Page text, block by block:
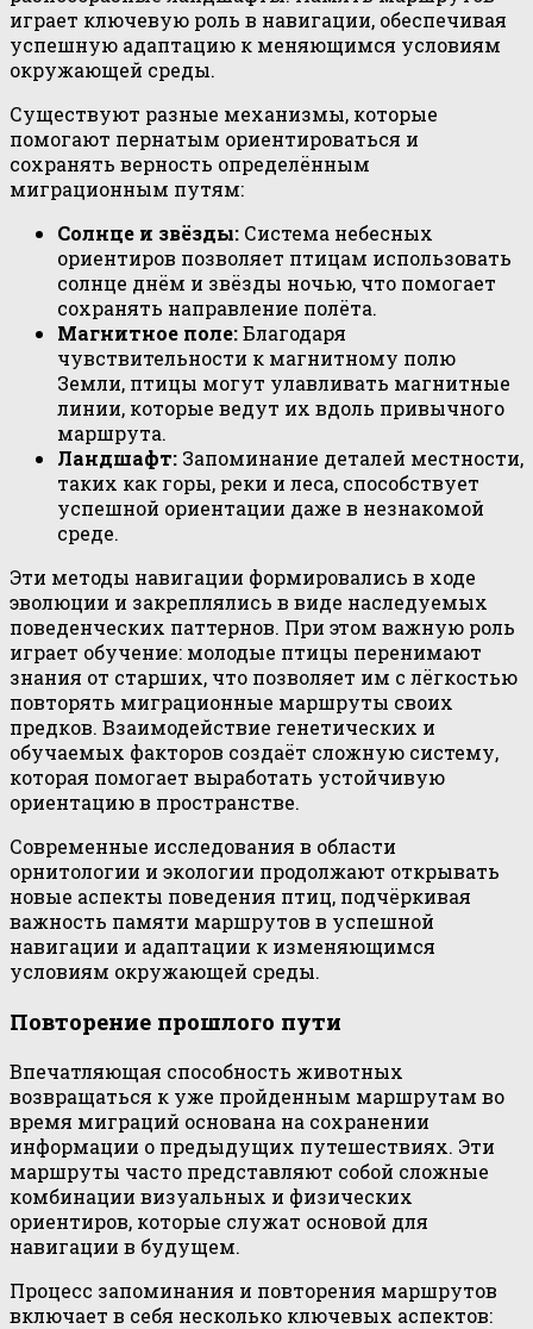
играет ключевую роль в навигации, обеспечивая
успешную адаптацию к меняющимся условиям
окружающей среды.
Существуют разные механизмы, которые
помогают пернатым ориентироваться и
сохранять верность определённым
миграционным путям:
Солнце и звёзды: Система небесных
ориентиров позволяет птицам использовать
солнце днём и звёзды ночью, что помогает
сохранять направление полёта.
Магнитное поле:Благодаря
чувствительности к магнитному полю
Земли, птицы могут улавливать магнитные
линии, которые ведут их вдоль привычного
маршрута.
Ландшафт: Запоминание деталей местности,
таких как горы, реки и леса, способствует
успешной ориентации даже в незнакомой
среде.
Эти методы навигации формировались в ходе
эволюции и закреплялись в виде наследуемых
поведенческих паттернов. При этом важную роль
играет обучение: молодые птицы перенимают
знания от старших, что позволяет им с лёгкостью
повторять миграционные маршруты своих
предков. Взаимодействие генетических и
обучаемых факторов создаёт сложную систему,
которая помогает выработать устойчивую
ориентацию в пространстве.
Современные исследования в области
орнитологии и экологии продолжают открывать
новые аспекты поведения птиц, подчёркивая
важность памяти маршрутов в успешной
навигации и адаптации к изменяющимся
условиям окружающей среды.
Повторение прошлого пути
Впечатляющая способность животных
возвращаться к уже пройденным маршрутам во
время миграций основана на сохранении
информации о предыдущих путешествиях. Эти
маршруты часто представляют собой сложные
комбинации визуальных и физических
ориентиров, которые служат основой для
навигации в будущем.
Процесс запоминания и повторения маршрутов
включает в себя несколько ключевых аспектов: